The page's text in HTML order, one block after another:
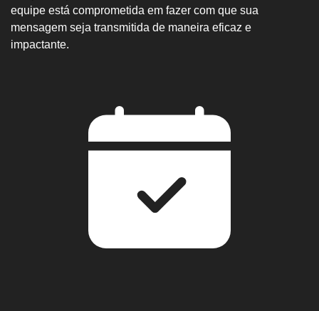
equipe está comprometida em fazer com que sua
mensagem seja transmitida de maneira eficaz e
impactante.